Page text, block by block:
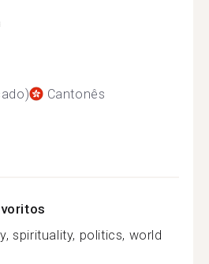
Cantonês
spirituality, politics, world